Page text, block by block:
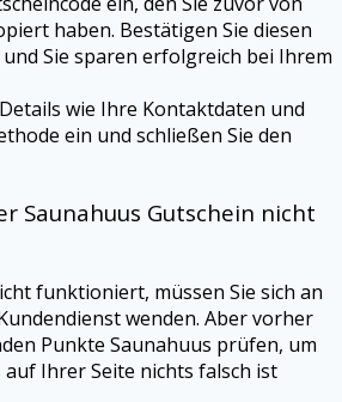
haben. Bestätigen Sie diesen
Sie sparen erfolgreich bei Ihrem
wie Ihre Kontaktdaten und
ein und schließen Sie den
Saunahuus Gutschein nicht
funktioniert, müssen Sie sich an
wenden. Aber vorher
Punkte Saunahuus prüfen, um
Ihrer Seite nichts falsch ist